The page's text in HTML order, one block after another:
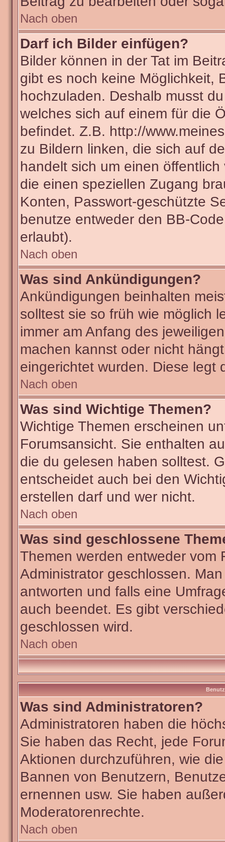
Nach oben
Darf ich Bilder einfügen?
Bilder können in der Tat im
gibt es noch keine Möglichkeit,
hochzuladen. Deshalb musst
welches sich auf einem für die
befindet. Z.B. http://
zu Bildern linken, die sich auf
handelt sich um einen
die einen speziellen Zugang
Konten, Passwort-geschützte
benutze entweder den BB-
erlaubt).
Nach oben
Was sind Ankündigungen?
Ankündigungen beinhalten
solltest sie so früh wie möglich
immer am Anfang des
machen kannst oder nicht
eingerichtet wurden. Diese legt
Nach oben
Was sind Wichtige Themen?
Wichtige Themen erscheinen
Forumsansicht. Sie enthalten
die du gelesen haben solltest.
entscheidet auch bei den
erstellen darf und wer nicht.
Nach oben
Was sind geschlossene
Themen werden entweder vom
Administrator geschlossen.
antworten und falls eine
auch beendet. Es gibt
geschlossen wird.
Nach oben
Was sind Administratoren?
Administratoren haben die
Sie haben das Recht, jede
Aktionen durchzuführen, wie
Bannen von Benutzern,
ernennen usw. Sie haben
Moderatorenrechte.
Nach oben